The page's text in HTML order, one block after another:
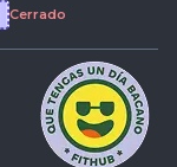
Cerrado